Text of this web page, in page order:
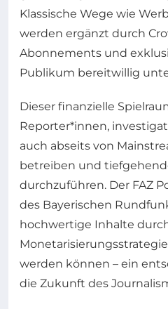
Klassische Wege wie
werden ergänzt durch
Abonnements und
Publikum bereitwillig
Dieser finanzielle
Reporter*innen,
auch abseits von
betreiben und
durchzuführen. Der FAZ
des Bayerischen
hochwertige Inhalte
werden können – ein
die Zukunft des